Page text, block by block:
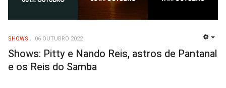
SHOWS 06 OUTUBRO 2022
Shows: Pitty e Nando Reis, astros de Pantanal
e os Reis do Samba